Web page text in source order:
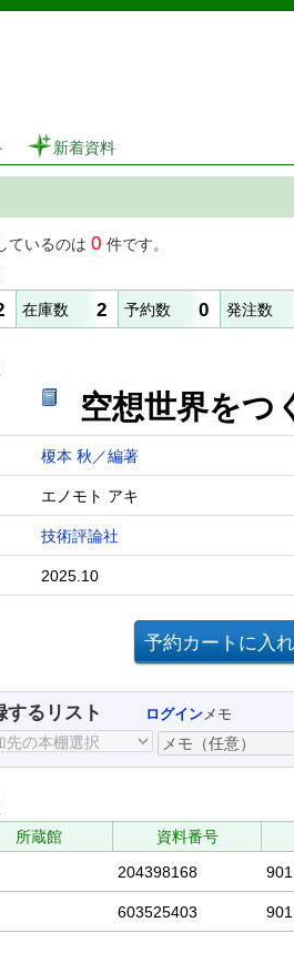
館 蔵書検索・予約システム
新着資料
ているのは 0 件です。
在庫数 2 予約数 0 発注数
空想世界
榎本 秋／編著
エノモト アキ
技術評論社
2025.10
するリスト ログインメモ
所蔵館 資料番号
204398168
603525403